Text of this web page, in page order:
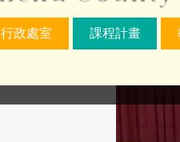
行政處室 課程計畫